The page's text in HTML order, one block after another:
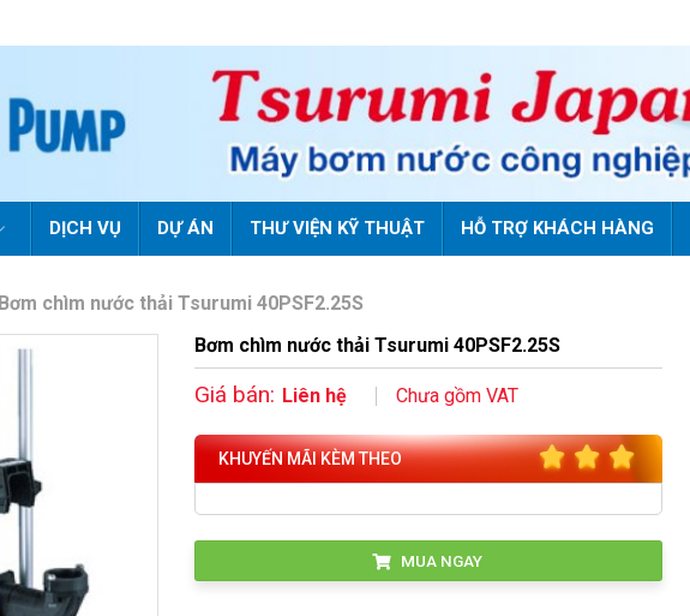
DỊCH VỤ DỰ ÁN THƯ VIỆN KỸ THUẬT HỖ TRỢ KHÁCH HÀNG
Bơm chìm nước thải Tsurumi 40PSF2.25S
Bơm chìm nước thải Tsurumi 40PSF2.25S
Giá bán: Liên hệ Chưa gồm VAT
KHUYẾN MÃI KÈM THEO
MUA NGAY